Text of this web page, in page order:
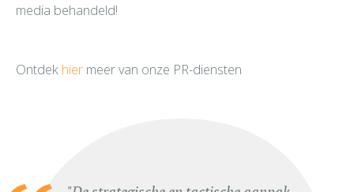
media behandeld!
Ontdek hier meer van onze PR-diensten